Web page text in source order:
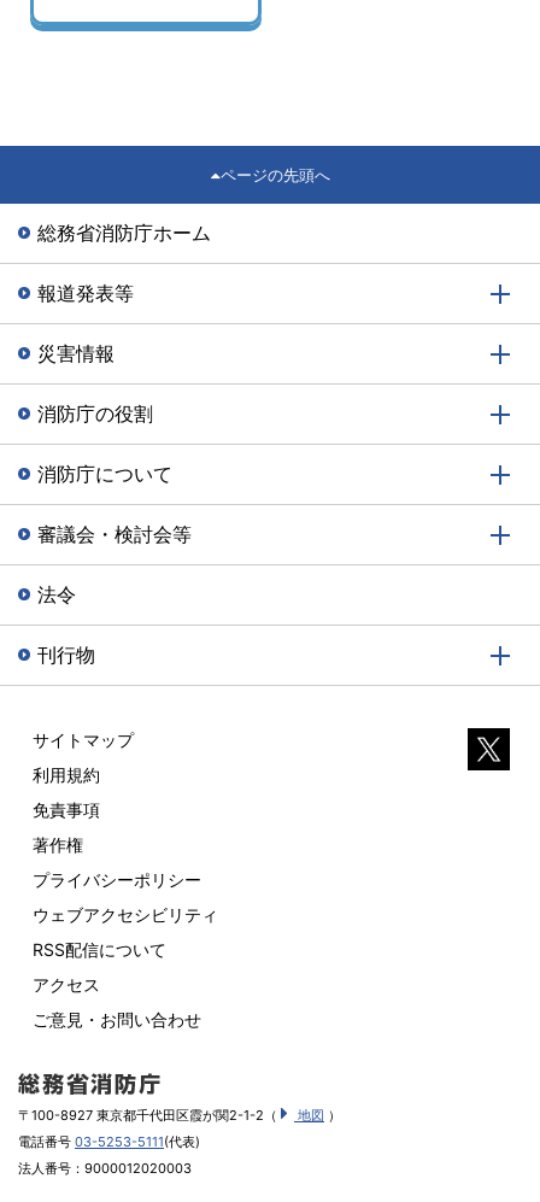
ページの先頭へ
総務省消防庁ホーム
報道発表等
災害情報
消防庁の役割
消防庁について
審議会・検討会等
法令
刊行物
サイトマップ
利用規約
免責事項
著作権
プライバシーポリシー
ウェブアクセシビリティ
RSS配信について
アクセス
ご意見・お問い合わせ
〒100-8927 東京都千代田区霞が関2-1-2（ 地図 ）
電話番号 03-5253-5111(代表)
法人番号：9000012020003